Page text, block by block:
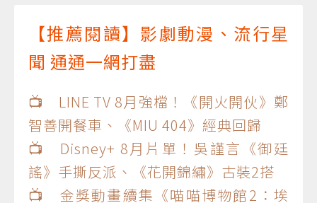
【推薦閱讀】影劇動漫、流行星
聞 通通一網打盡
📺 LINE TV 8月強檔！《開火開伙》鄭
智善開餐車、《MIU 404》經典回歸
📺 Disney+ 8月片單！吳謹言《御廷
謠》手撕反派、《花開錦繡》古裝2搭
📺 金獎動畫續集《喵喵博物館2：埃